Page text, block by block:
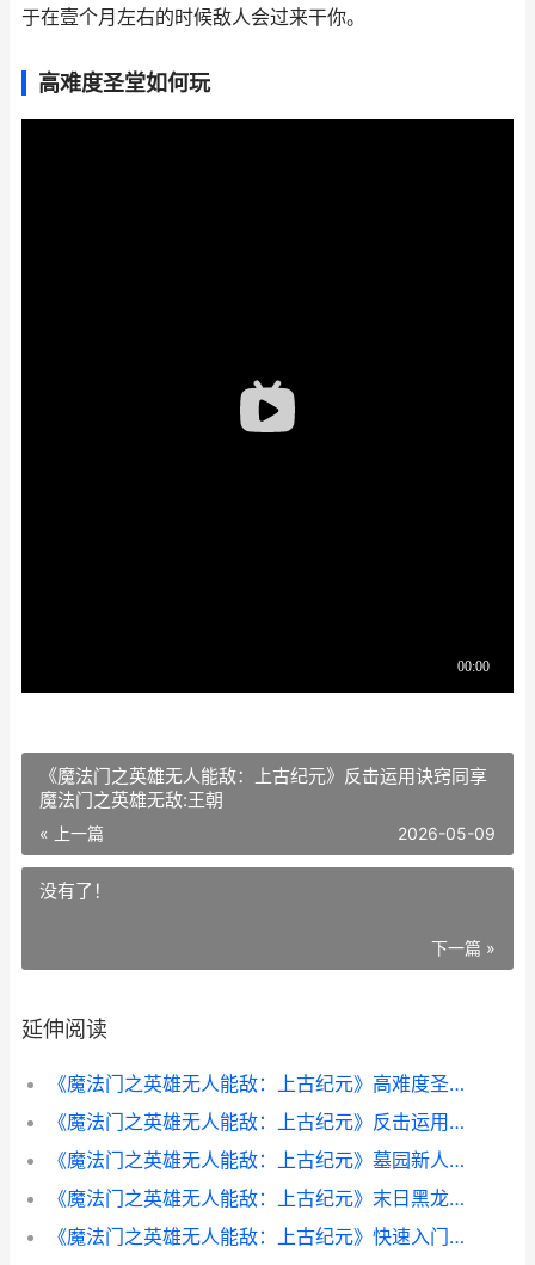
于在壹个月左右的时候敌人会过来干你。
高难度圣堂如何玩
《魔法门之英雄无人能敌：上古纪元》反击运用诀窍同享
魔法门之英雄无敌:王朝
« 上一篇 2026-05-09
没有了！
下一篇 »
延伸阅读
《魔法门之英雄无人能敌：上古纪元》高难度圣堂方法策略同享 魔法门之英雄无敌3
《魔法门之英雄无人能敌：上古纪元》反击运用诀窍同享 魔法门之英雄无敌:王朝
《魔法门之英雄无人能敌：上古纪元》墓园新人入门指导同享 魔法门之英雄无敌上古纪元什么时候出
《魔法门之英雄无人能敌：上古纪元》末日黑龙流方法策略同享 魔法门之英雄无敌战争纪元最强阵容
《魔法门之英雄无人能敌：上古纪元》快速入门上手策略同享 魔法门之英雄无敌上古纪元什么时候出